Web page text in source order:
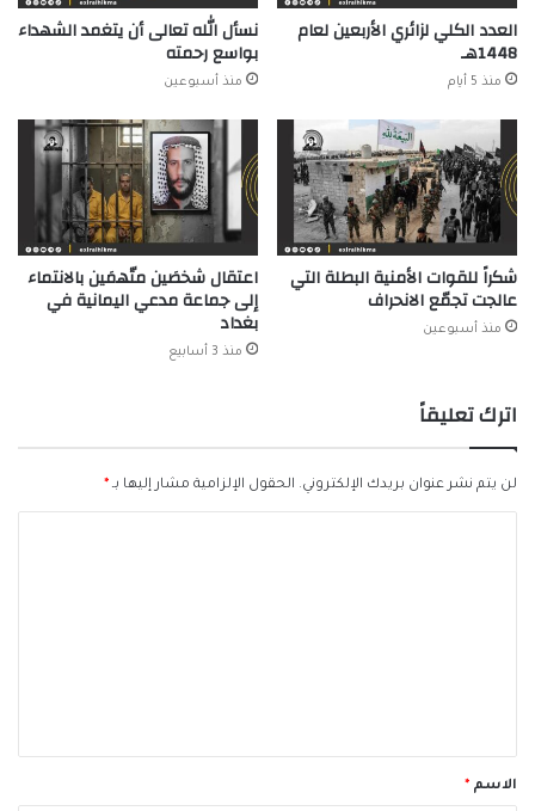
العدد الكلي لزائري الأربعين لعام
1448هـ
منذ 5 أيام
نسأل الله تعالى أن يتغمد الشهداء
بواسع رحمته
منذ أسبوعين
شكراً للقوات الأمنية البطلة التي
عالجت تجمّع الانحراف
منذ أسبوعين
اعتقال شخصَين متّهمَين بالانتماء
إلى جماعة مدعي اليمانية في
بغداد
منذ 3 أسابيع
اترك تعليقاً
لن يتم نشر عنوان بريدك الإلكتروني. الحقول الإلزامية مشار إليها بـ *
*الاسم *